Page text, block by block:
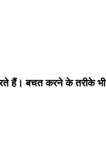
हैं। बचत करने के तरीके भी